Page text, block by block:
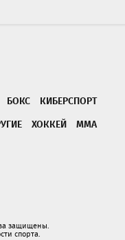
БОКС
КИБЕРСПОРТ
ХОККЕЙ
ММА
защищены.
спорта.